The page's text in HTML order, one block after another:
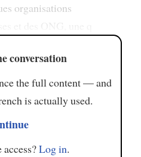
organisations
conversation
the full content — and
is actually used.
Log in.